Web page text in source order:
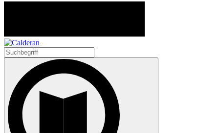
Suchen
nach: